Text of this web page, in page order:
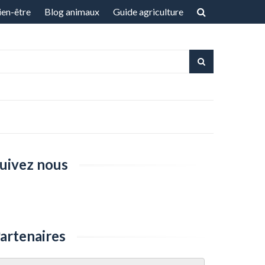
être Blog animaux Guide agriculture
nous